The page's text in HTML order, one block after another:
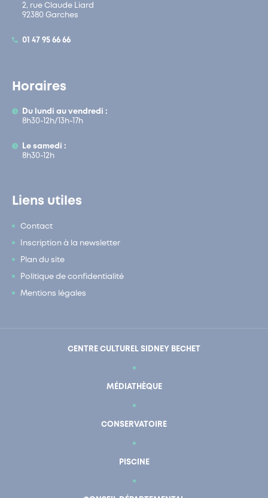
2, rue Claude Liard
92380 Garches
01 47 95 66 66
Horaires
Du lundi au vendredi :
8h30-12h/13h-17h
Le samedi :
8h30-12h
Liens utiles
Contact
Inscription à la newsletter
Plan du site
Politique de confidentialité
Mentions légales
CENTRE CULTUREL SIDNEY BECHET
MÉDIATHÈQUE
CONSERVATOIRE
PISCINE